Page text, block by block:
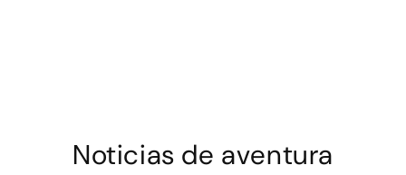
Noticias de aventura